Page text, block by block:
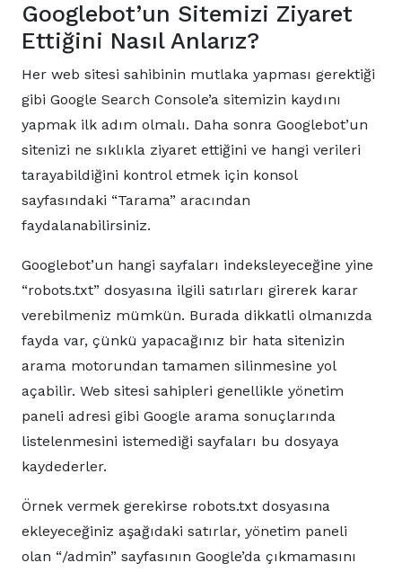
Googlebot’un Sitemizi Ziyaret
Ettiğini Nasıl Anlarız?
Her web sitesi sahibinin mutlaka yapması gerektiği
gibi Google Search Console’a sitemizin kaydını
yapmak ilk adım olmalı. Daha sonra Googlebot’un
sitenizi ne sıklıkla ziyaret ettiğini ve hangi verileri
tarayabildiğini kontrol etmek için konsol
sayfasındaki “Tarama” aracından
faydalanabilirsiniz.
Googlebot’un hangi sayfaları indeksleyeceğine yine
“robots.txt” dosyasına ilgili satırları girerek karar
verebilmeniz mümkün. Burada dikkatli olmanızda
fayda var, çünkü yapacağınız bir hata sitenizin
arama motorundan tamamen silinmesine yol
açabilir. Web sitesi sahipleri genellikle yönetim
paneli adresi gibi Google arama sonuçlarında
listelenmesini istemediği sayfaları bu dosyaya
kaydederler.
Örnek vermek gerekirse robots.txt dosyasına
ekleyeceğiniz aşağıdaki satırlar, yönetim paneli
olan “/admin” sayfasının Google’da çıkmamasını